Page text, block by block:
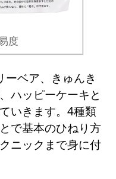
度
ベア、きゅんき
ハッピーケーキと
いきます。4種類
で基本のひねり方
ニックまで身に付